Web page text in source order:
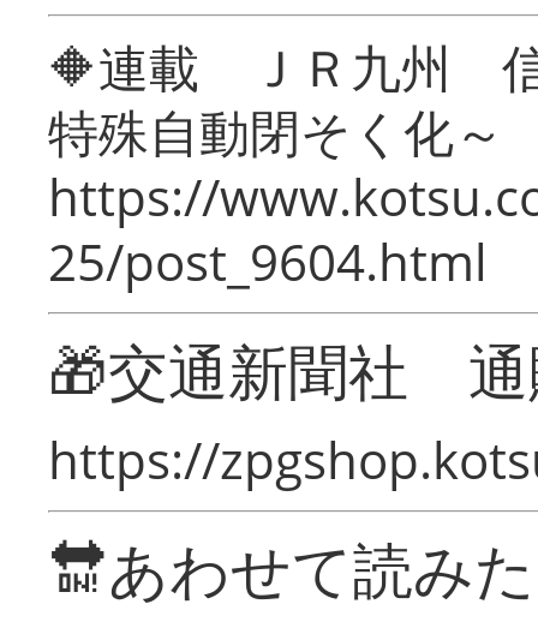
🔶連載 ＪＲ九州 信
特殊自動閉そく化～
https://
25/post_9604.html
🎁交通新聞社
https://
🔛あわせて読み